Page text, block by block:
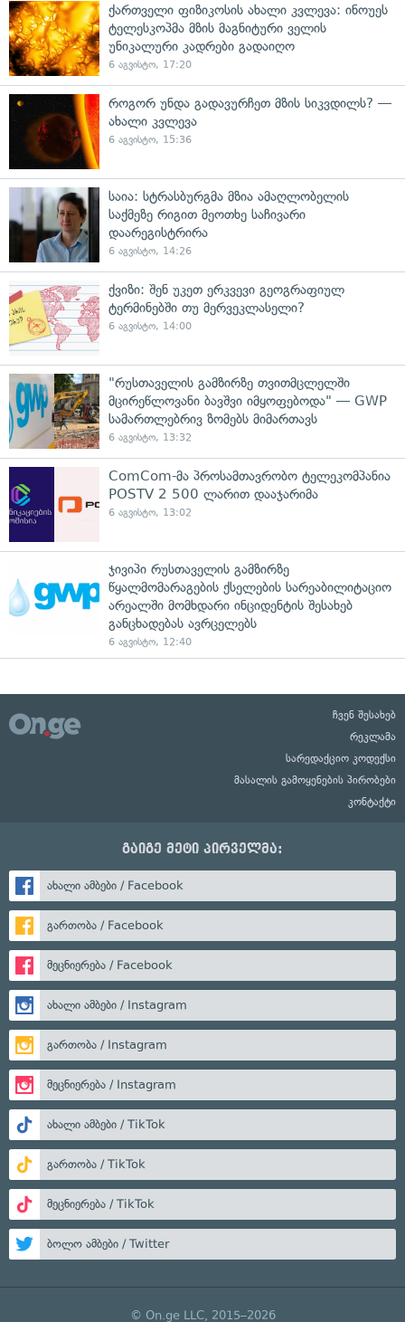
ქართველი ფიზიკოსის ახალი კვლევა: ინოუეს
ტელესკოპმა მზის მაგნიტური ველის
უნიკალური კადრები გადაიღო
6 აგვისტო, 17:20
როგორ უნდა გადავურჩეთ მზის სიკვდილს? —
ახალი კვლევა
6 აგვისტო, 15:36
საია: სტრასბურგმა მზია ამაღლობელის
საქმეზე რიგით მეოთხე საჩივარი
დაარეგისტრირა
6 აგვისტო, 14:26
ქვიზი: შენ უკეთ ერკვევი გეოგრაფიულ
ტერმინებში თუ მერვეკლასელი?
6 აგვისტო, 14:00
"რუსთაველის გამზირზე თვითმცლელში
მცირეწლოვანი ბავშვი იმყოფებოდა" — GWP
სამართლებრივ ზომებს მიმართავს
6 აგვისტო, 13:32
ComCom-მა პროსამთავრობო ტელეკომპანია
POSTV 2 500 ლარით დააჯარიმა
6 აგვისტო, 13:02
ჯივიპი რუსთაველის გამზირზე
წყალმომარაგების ქსელების სარეაბილიტაციო
არეალში მომხდარი ინციდენტის შესახებ
განცხადებას ავრცელებს
6 აგვისტო, 12:40
ჩვენ შესახებ
რეკლამა
სარედაქციო კოდექსი
მასალის გამოყენების პირობები
კონტაქტი
გაიგე მეტი პირველმა:
ახალი ამბები / Facebook
გართობა / Facebook
მეცნიერება / Facebook
ახალი ამბები / Instagram
გართობა / Instagram
მეცნიერება / Instagram
ახალი ამბები / TikTok
გართობა / TikTok
მეცნიერება / TikTok
ბოლო ამბები / Twitter
© On.ge LLC, 2015–2026